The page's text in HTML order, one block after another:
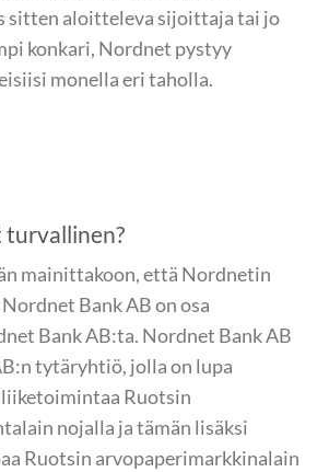
sitten aloitteleva sijoittaja tai jo
konkari, Nordnet pystyy
monella eri taholla.
mainittakoon, että Nordnetin
Bank AB on osa
Bank AB:ta. Nordnet Bank AB
tytäryhtiö, jolla on lupa
Ruotsin
nojalla ja tämän lisäksi
Ruotsin arvopaperimarkkinalain